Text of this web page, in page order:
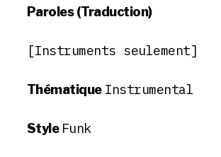
Paroles (Traduction)
[Instruments seulement]
Thématique Instrumental
Style Funk